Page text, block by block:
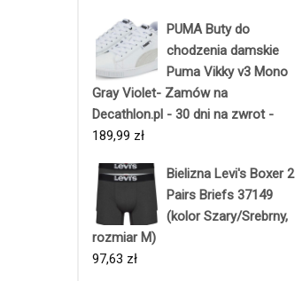
PUMA Buty do
chodzenia damskie
Puma Vikky v3 Mono
Gray Violet- Zamów na
Decathlon.pl - 30 dni na zwrot -
189,99 zł
Bielizna Levi's Boxer 2
Pairs Briefs 37149
(kolor Szary/Srebrny,
rozmiar M)
97,63 zł